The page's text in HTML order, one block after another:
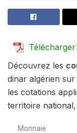
Télécharger
Découvrez les
dinar algérien
les cotations
territoire national,
Monnaie